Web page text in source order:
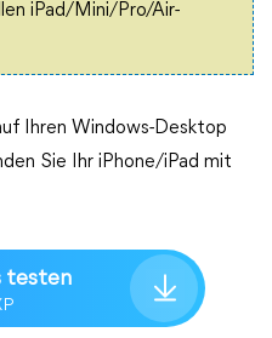
iPad/Mini/Pro/Air-
Ihren Windows-Desktop
Sie Ihr iPhone/iPad mit
testen